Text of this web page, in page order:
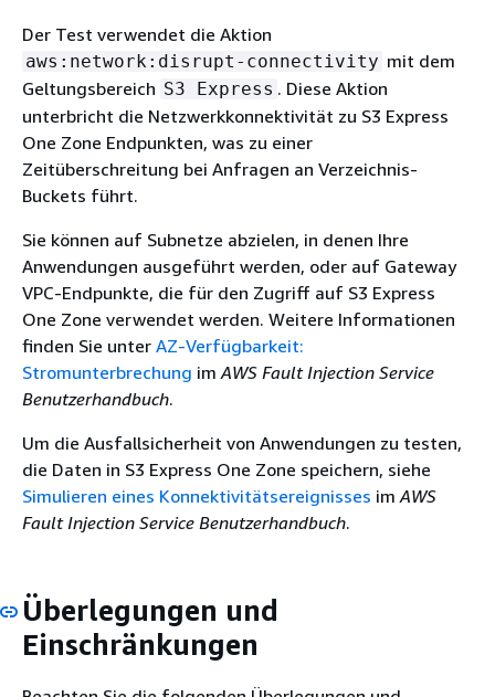
Der Test verwendet die Aktion
aws:network:disrupt-connectivity mit dem
Geltungsbereich S3 Express . Diese Aktion
unterbricht die Netzwerkkonnektivität zu S3 Express
One Zone Endpunkten, was zu einer
Zeitüberschreitung bei Anfragen an Verzeichnis-
Buckets führt.
Sie können auf Subnetze abzielen, in denen Ihre
Anwendungen ausgeführt werden, oder auf Gateway
VPC-Endpunkte, die für den Zugriff auf S3 Express
One Zone verwendet werden. Weitere Informationen
finden Sie unter AZ-Verfügbarkeit:
Stromunterbrechung im AWS Fault Injection Service
Benutzerhandbuch.
Um die Ausfallsicherheit von Anwendungen zu testen,
die Daten in S3 Express One Zone speichern, siehe
Simulieren eines Konnektivitätsereignisses im AWS
Fault Injection Service Benutzerhandbuch.
Überlegungen und
Einschränkungen